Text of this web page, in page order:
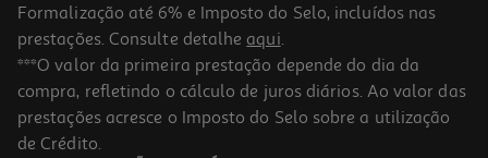
3.6
Queijo De Ovelha Seia Amanteigado Kg
8.80 €/un
21,99 €
Formalização até 6% e Imposto do Selo, incluídos nas
prestações. Consulte detalhe aqui.
***O valor da primeira prestação depende do dia da
compra, refletindo o cálculo de juros diários. Ao valor das
prestações acresce o Imposto do Selo sobre a utilização
de Crédito.